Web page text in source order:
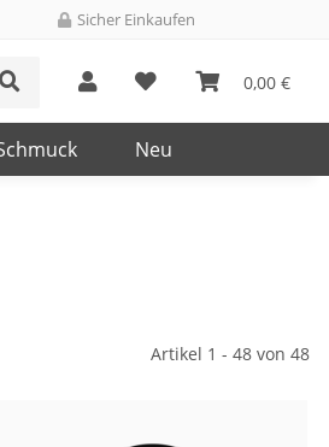
Sicher Einkaufen
0,00 €
Neu
Artikel 1 - 48 von 48